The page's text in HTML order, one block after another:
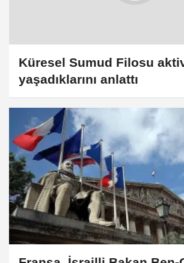
Küresel Sumud Filosu
yaşadıklarını anlattı